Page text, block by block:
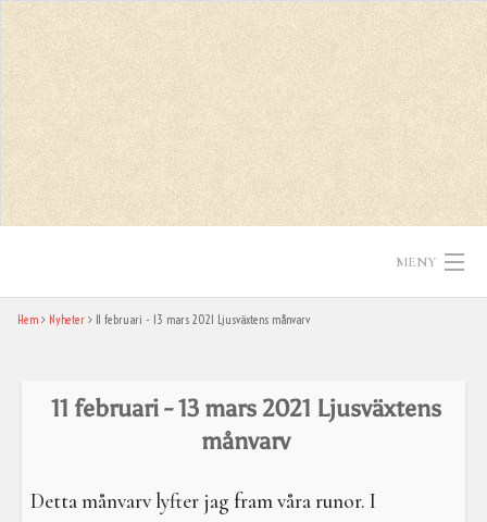
MENY
Hem
I en galen värld
Hem Nyheter 11 februari - 13 mars 2021 Ljusväxtens månvarv
11 februari - 13 mars 2021 Ljusväxtens
månvarv
Detta månvarv lyfter jag fram våra runor. I